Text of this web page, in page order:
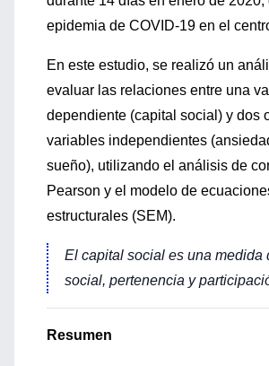
epidemia de COVID-19 en el
En este estudio, se realizó un
evaluar las relaciones entre una
dependiente (capital social) y dos
variables independientes
sueño), utilizando el análisis de
Pearson y el modelo de
estructurales (SEM).
El capital social es una medida
social, pertenencia y
Resumen